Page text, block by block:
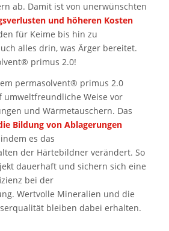
ab. Damit ist von unerwünschten
und höheren Kosten
für Keime bis hin zu
alles drin, was Ärger bereitet.
primus 2.0!
permasolvent® primus 2.0
umweltfreundliche Weise vor
und Wärmetauschern. Das
Bildung von Ablagerungen
es das
der Härtebildner verändert. So
dauerhaft und sichern sich eine
bei der
Wertvolle Mineralien und die
bleiben dabei erhalten.